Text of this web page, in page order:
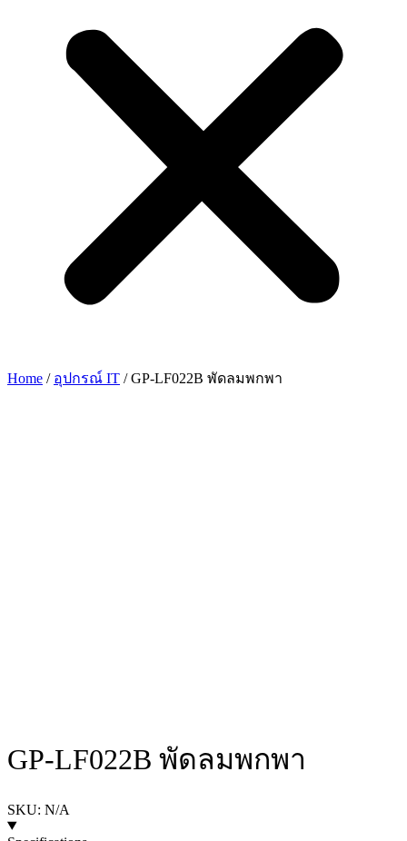
Home / อุปกรณ์ IT / GP-LF022B พัดลมพกพา
GP-LF022B พัดลมพกพา
SKU: N/A